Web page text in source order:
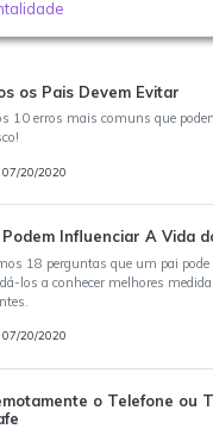
os Pais Devem Evitar
10 erros mais comuns que
07/20/2020
Influenciar A Vida
18 perguntas que um pai
los a conhecer melhores
07/20/2020
o Telefone ou